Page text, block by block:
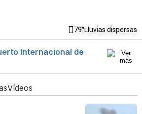
79°Lluvias dispersas
Internacional de
Vídeos